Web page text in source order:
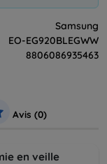
Samsung
EO-EG920BLEGWW
8806086935463
Avis (0)
en veille